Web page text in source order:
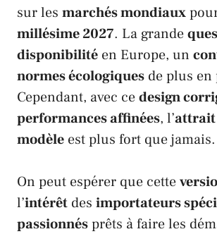
sur les marchés mondiaux
millésime 2027. La grande
disponibilité en Europe, un
normes écologiques de plus
Cependant, avec cedesign
performances affinées, l’attrait
modèle est plus fort que jamais.
On peut espérer que cette
l’intérêt des importateurs
passionnésprêts à faire les